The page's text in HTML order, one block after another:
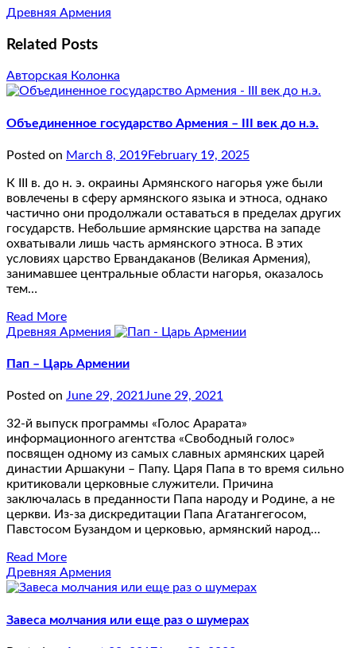
Древняя Армения
Related Posts
Авторская Колонка
Объединенное государство Армения – III век до н.э.
Posted on March 8, 2019February 19, 2025
К III в. до н. э. окраины Армянского нагорья уже были
вовлечены в сферу армянского языка и этноса, однако
частично они продолжали оставаться в пределах других
государств. Небольшие армянские царства на западе
охватывали лишь часть армянского этноса. В этих
условиях царство Ервандаканов (Великая Армения),
занимавшее центральные области нагорья, оказалось
тем…
Read More
Древняя Армения
Пап – Царь Армении
Posted on June 29, 2021June 29, 2021
32-й выпуск программы «Голос Арарата»
информационного агентства «Свободный голос»
посвящен одному из самых славных армянских царей
династии Аршакуни – Папу. Царя Папа в то время сильно
критиковали церковные служители. Причина
заключалась в преданности Папа народу и Родине, а не
церкви. Из-за дискредитации Папа Агатангегосом,
Павстосом Бузандом и церковью, армянский народ…
Read More
Древняя Армения
Завеса молчания или еще раз о шумерах